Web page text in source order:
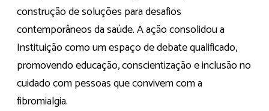
construção de soluções para desafios
contemporâneos da saúde. A ação consolidou a
Instituição como um espaço de debate qualificado,
promovendo educação, conscientização e inclusão no
cuidado com pessoas que convivem com a
fibromialgia.